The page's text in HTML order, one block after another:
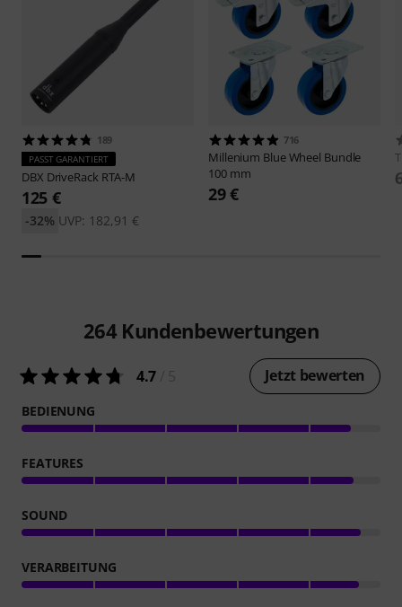
189
PASST GARANTIERT
DBX DriveRack RTA-M
125 €
UVP: 182,91 €
-32%
716
Millenium Blue Wheel Bundle
100 mm
29 €
264 Kundenbewertungen
4.7 Jetzt bewerten
BEDIENUNG
FEATURES
SOUND
VERARBEITUNG